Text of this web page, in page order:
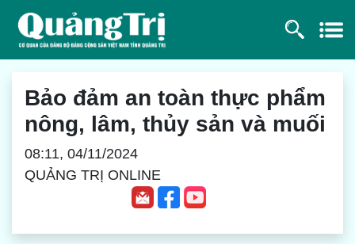
Bảo đảm an toàn thực phẩm
nông, lâm, thủy sản và muối
08:11, 04/11/2024
QUẢNG TRỊ ONLINE